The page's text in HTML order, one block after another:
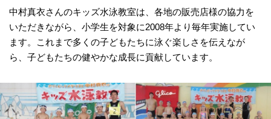
中村真衣さんのキッズ水泳教室は、各地の販売店様の協力を
いただきながら、小学生を対象に2008年より毎年実施してい
ます。これまで多くの子どもたちに泳ぐ楽しさを伝えなが
ら、子どもたちの健やかな成長に貢献しています。